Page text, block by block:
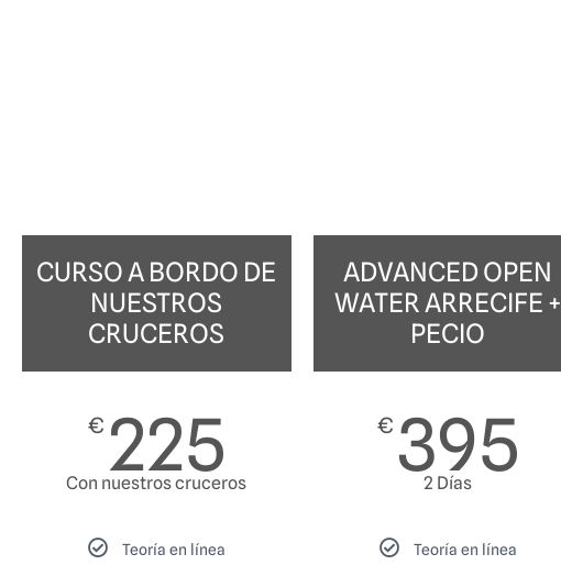
CURSO A BORDO DE
NUESTROS
CRUCEROS
€ 225
Con nuestros cruceros
Teoría en línea
ADVANCED OPEN
WATER ARRECIFE +
PECIO
€ 395
2 Días
Teoría en línea